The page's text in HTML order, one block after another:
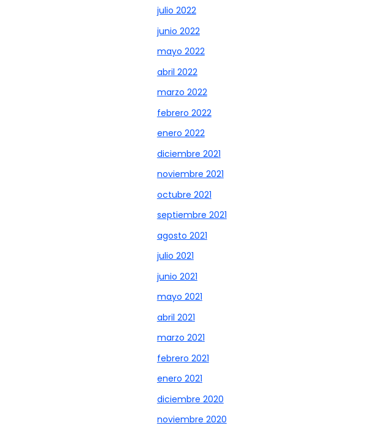
julio 2022
junio 2022
mayo 2022
abril 2022
marzo 2022
febrero 2022
enero 2022
diciembre 2021
noviembre 2021
octubre 2021
septiembre 2021
agosto 2021
julio 2021
junio 2021
mayo 2021
abril 2021
marzo 2021
febrero 2021
enero 2021
diciembre 2020
noviembre 2020